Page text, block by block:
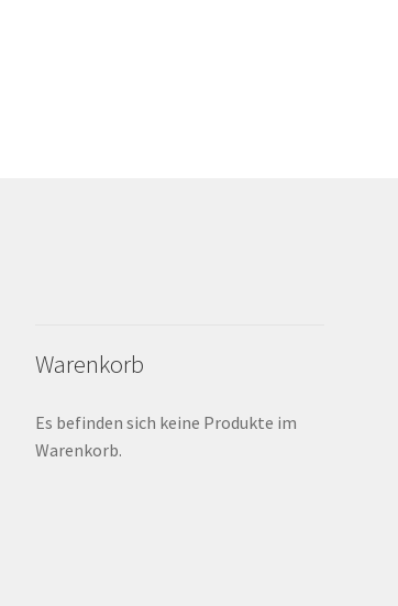
Warenkorb
Es befinden sich keine Produkte im
Warenkorb.